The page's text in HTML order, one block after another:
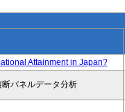
Attainment in Japan?
パネルデータ分析